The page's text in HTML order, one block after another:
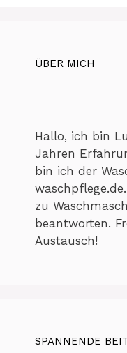
ÜBER MICH
Hallo, ich bin
Jahren
bin ich der
zu
beantworten.
Austausch!
SPANNENDE